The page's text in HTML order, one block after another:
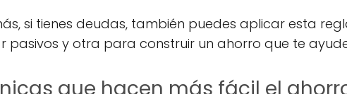
si tienes deudas, también puedes aplicar esta
pasivos y otra para construir un ahorro que te